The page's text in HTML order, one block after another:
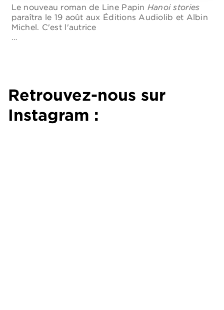
Le nouveau roman de Line Papin Hanoi stories
paraîtra le 19 août aux Éditions Audiolib et Albin
Michel. C'est l'autrice
…
Retrouvez-nous sur
Instagram :